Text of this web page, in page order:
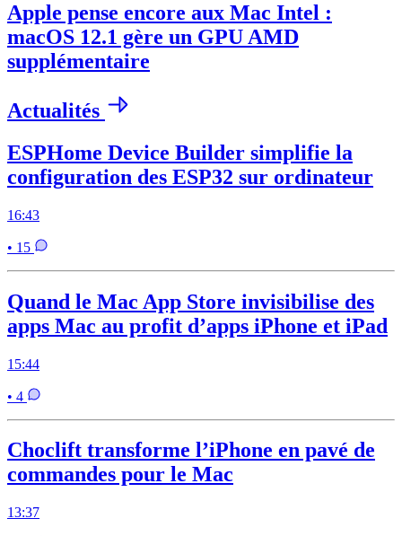
Apple pense encore aux Mac Intel :
macOS 12.1 gère un GPU AMD
supplémentaire
Actualités
ESPHome Device Builder simplifie la
configuration des ESP32 sur ordinateur
16:43
• 15
Quand le Mac App Store invisibilise des
apps Mac au profit d’apps iPhone et iPad
15:44
• 4
Choclift transforme l’iPhone en pavé de
commandes pour le Mac
13:37